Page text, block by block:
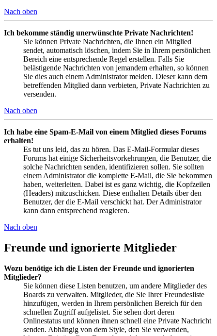
Nach oben
Ich bekomme ständig unerwünschte Private Nachrichten!
Sie können Private Nachrichten, die Ihnen ein Mitglied
sendet, automatisch löschen, indem Sie in Ihrem persönlichen
Bereich eine entsprechende Regel erstellen. Falls Sie
belästigende Nachrichten von jemandem erhalten, so können
Sie dies auch einem Administrator melden. Dieser kann dem
betreffenden Mitglied dann verbieten, Private Nachrichten zu
versenden.
Nach oben
Ich habe eine Spam-E-Mail von einem Mitglied dieses Forums
erhalten!
Es tut uns leid, das zu hören. Das E-Mail-Formular dieses
Forums hat einige Sicherheitsvorkehrungen, die Benutzer, die
solche Nachrichten senden, identifizieren sollen. Sie sollten
einem Administrator die komplette E-Mail, die Sie bekommen
haben, weiterleiten. Dabei ist es ganz wichtig, die Kopfzeilen
(Headers) mitzuschicken. Diese enthalten Details über den
Benutzer, der die E-Mail verschickt hat. Der Administrator
kann dann entsprechend reagieren.
Nach oben
Freunde und ignorierte Mitglieder
Wozu benötige ich die Listen der Freunde und ignorierten
Mitglieder?
Sie können diese Listen benutzen, um andere Mitglieder des
Boards zu verwalten. Mitglieder, die Sie Ihrer Freundesliste
hinzufügen, werden in Ihrem persönlichen Bereich für den
schnellen Zugriff aufgelistet. Sie sehen dort deren
Onlinestatus und können ihnen schnell eine Private Nachricht
senden. Abhängig von dem Style, den Sie verwenden,